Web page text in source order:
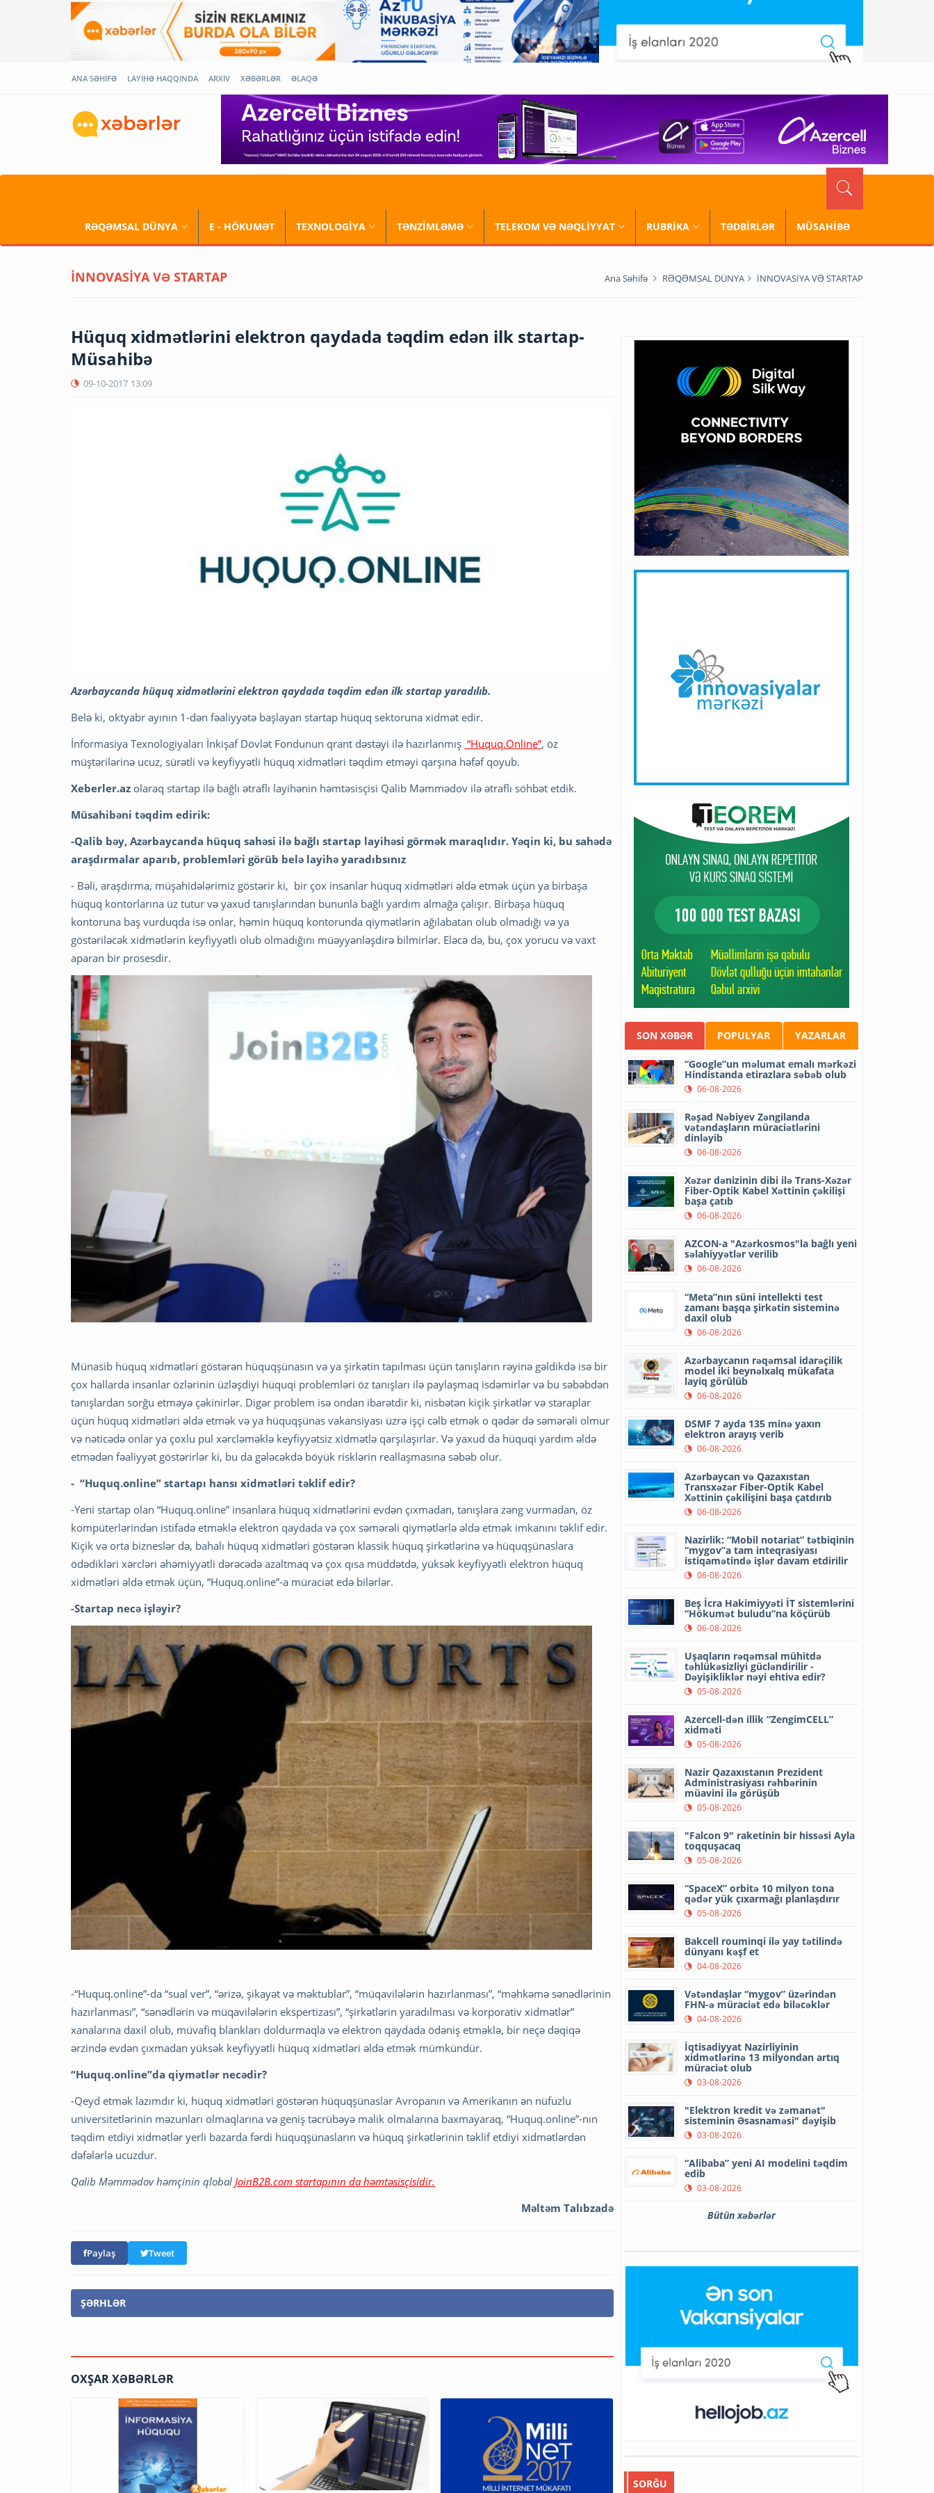
ANA SƏHİFƏ LAYİHƏ HAQQINDA ARXİV XƏBƏRLƏR ƏLAQƏ
RƏQƏMSAL DÜNYA E - HÖKUMƏT TEXNOLOGİYA TƏNZİMLƏMƏ TELEKOM VƏ NƏQLİYYAT RUBRİKA TƏDBİRLƏR MÜSAHİBƏ
İNNOVASİYA VƏ STARTAP Ana Səhifə RƏQƏMSAL DÜNYA İNNOVASİYA VƏ STARTAP
Hüquq xidmətlərini elektron qaydada təqdim edən ilk startap-
Müsahibə
09-10-2017 13:09
Azərbaycanda hüquq xidmətlərini elektron qaydada təqdim edən ilk startap yaradılıb.
Belə ki, oktyabr ayının 1-dən fəaliyyətə başlayan startap hüquq sektoruna xidmət edir.
İnformasiya Texnologiyaları İnkişaf Dövlət Fondunun qrant dəstəyi ilə hazırlanmış “Huquq.Online”, öz
müştərilərinə ucuz, sürətli və keyfiyyətli hüquq xidmətləri təqdim etməyi qarşına həfəf qoyub.
Xeberler.az olaraq startap ilə bağlı ətraflı layihənin həmtəsisçisi Qalib Məmmədov ilə ətraflı söhbət etdik.
Müsahibəni təqdim edirik:
-Qalib bəy, Azərbaycanda hüquq sahəsi ilə bağlı startap layihəsi görmək maraqlıdır. Yəqin ki, bu sahədə
araşdırmalar aparıb, problemləri görüb belə layihə yaradıbsınız
- Bəli, araşdırma, müşahidələrimiz göstərir ki, bir çox insanlar hüquq xidmətləri əldə etmək üçün ya birbaşa
hüquq kontorlarına üz tutur və yaxud tanışlarından bununla bağlı yardım almağa çalışır. Birbaşa hüquq
kontoruna baş vurduqda isə onlar, həmin hüquq kontorunda qiymətlərin ağılabatan olub olmadığı və ya
göstəriləcək xidmətlərin keyfiyyətli olub olmadığını müəyyənləşdirə bilmirlər. Eləcə də, bu, çox yorucu və vaxt
aparan bir prosesdir.
Münasib hüquq xidmətləri göstərən hüquqşünasın və ya şirkətin tapılması üçün tanışların rəyinə gəldikdə isə bir
çox hallarda insanlar özlərinin üzləşdiyi hüquqi problemləri öz tanışları ilə paylaşmaq isdəmirlər və bu səbəbdən
tanışlardan sorğu etməyə çəkinirlər. Digər problem isə ondan ibarətdir ki, nisbətən kiçik şirkətlər və staraplar
üçün hüquq xidmətləri əldə etmək və ya hüquqşünas vakansiyası üzrə işçi cəlb etmək o qədər də səmərəli olmur
və nəticədə onlar ya çoxlu pul xərcləməklə keyfiyyətsiz xidmətlə qarşılaşırlar. Və yaxud da hüquqi yardım əldə
etmədən fəaliyyət göstərirlər ki, bu da gələcəkdə böyük risklərin reallaşmasına səbəb olur.
- “Huquq.online” startapı hansı xidmətləri təklif edir?
-Yeni startap olan “Huquq.online” insanlara hüquq xidmətlərini evdən çıxmadan, tanışlara zəng vurmadan, öz
kompüterlərindən istifadə etməklə elektron qaydada və çox səmərəli qiymətlərlə əldə etmək imkanını təklif edir.
Kiçik və orta bizneslər də, bahalı hüquq xidmətləri göstərən klassik hüquq şirkətlərinə və hüquqşünaslara
ödədikləri xərcləri əhəmiyyətli dərəcədə azaltmaq və çox qısa müddətdə, yüksək keyfiyyətli elektron hüquq
xidmətləri əldə etmək üçün, “Huquq.online”-a müraciət edə bilərlər.
-Startap necə işləyir?
-“Huquq.online”-da “sual ver”, “ərizə, şikayət və məktublar”, “müqavilələrin hazırlanması”, “məhkəmə sənədlərinin
hazırlanması”, “sənədlərin və müqavilələrin ekspertizası”, “şirkətlərin yaradılması və korporativ xidmətlər”
xanalarına daxil olub, müvafiq blankları doldurmaqla və elektron qaydada ödəniş etməklə, bir neçə dəqiqə
ərzində evdən çıxmadan yüksək keyfiyyətli hüquq xidmətləri əldə etmək mümkündür.
“Huquq.online”da qiymətlər necədir?
-Qeyd etmək lazımdır ki, hüquq xidmətləri göstərən hüquqşünaslar Avropanın və Amerikanın ən nüfuzlu
universitetlərinin məzunları olmaqlarına və geniş təcrübəyə malik olmalarına baxmayaraq, “Huquq.online”-nın
təqdim etdiyi xidmətlər yerli bazarda fərdi hüquqşünasların və hüquq şirkətlərinin təklif etdiyi xidmətlərdən
dəfələrlə ucuzdur.
Qalib Məmmədov həmçinin qlobal JoinB2B.com startapının da həmtəsisçisidir.
Məltəm Talıbzadə
Paylaş Tweet
ŞƏRHLƏR
OXŞAR XƏBƏRLƏR
SON XƏBƏR POPULYAR YAZARLAR
“Google”un məlumat emalı mərkəzi
Hindistanda etirazlara səbəb olub
06-08-2026
Rəşad Nəbiyev Zəngilanda
vətəndaşların müraciətlərini
dinləyib
06-08-2026
Xəzər dənizinin dibi ilə Trans-Xəzər
Fiber-Optik Kabel Xəttinin çəkilişi
başa çatıb
06-08-2026
AZCON-a "Azərkosmos"la bağlı yeni
səlahiyyətlər verilib
06-08-2026
“Meta”nın süni intellekti test
zamanı başqa şirkətin sisteminə
daxil olub
06-08-2026
Azərbaycanın rəqəmsal idarəçilik
model iki beynəlxalq mükafata
layiq görülüb
06-08-2026
DSMF 7 ayda 135 minə yaxın
elektron arayış verib
06-08-2026
Azərbaycan və Qazaxıstan
Transxəzər Fiber-Optik Kabel
Xəttinin çəkilişini başa çatdırıb
06-08-2026
Nazirlik: “Mobil notariat” tətbiqinin
“mygov”a tam inteqrasiyası
istiqamətində işlər davam etdirilir
06-08-2026
Beş İcra Hakimiyyəti İT sistemlərini
“Hökumət buludu”na köçürüb
06-08-2026
Uşaqların rəqəmsal mühitdə
təhlükəsizliyi gücləndirilir -
Dəyişikliklər nəyi ehtiva edir?
05-08-2026
Azercell-dən illik “ZengimCELL”
xidməti
05-08-2026
Nazir Qazaxıstanın Prezident
Administrasiyası rəhbərinin
müavini ilə görüşüb
05-08-2026
"Falcon 9" raketinin bir hissəsi Ayla
toqquşacaq
05-08-2026
“SpaceX” orbitə 10 milyon tona
qədər yük çıxarmağı planlaşdırır
05-08-2026
Bakcell rouminqi ilə yay tətilində
dünyanı kəşf et
04-08-2026
Vətəndaşlar “mygov” üzərindən
FHN-ə müraciət edə biləcəklər
04-08-2026
İqtisadiyyat Nazirliyinin
xidmətlərinə 13 milyondan artıq
müraciət olub
03-08-2026
"Elektron kredit və zəmanət"
sisteminin Əsasnaməsi" dəyişib
03-08-2026
“Alibaba” yeni AI modelini təqdim
edib
03-08-2026
Bütün xəbərlər
SORĞU